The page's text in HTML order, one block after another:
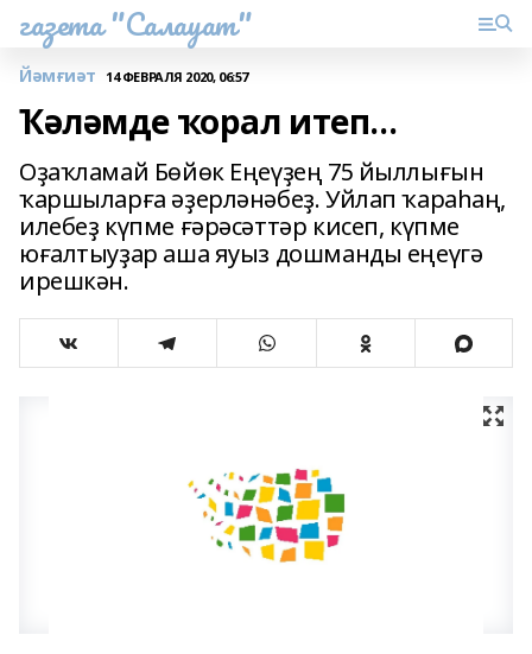
газета "Салауат"
Йәмғиәт 14 ФЕВРАЛЯ 2020, 06:57
Ҡәләмде ҡорал итеп...
Оҙаҡламай Бөйөк Еңеүҙең 75 йыллығын
ҡаршыларға әҙерләнәбеҙ. Уйлап ҡараһаң,
илебеҙ күпме ғәрәсәттәр кисеп, күпме
юғалтыуҙар аша яуыз дошманды еңеүгә
ирешкән.